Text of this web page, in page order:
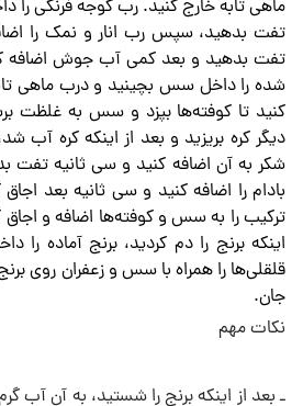
تفت بدهید، سپس رب انار و نمک را
تفت بدهید و بعد کمی آب جوش اضافه
شده را داخل سس بچینید و درب ماهی
کنید تا کوفته‌ها بپزد و سس به غلظت
دیگر کره بریزید و بعد از اینکه کره آب
شکر به آن اضافه کنید و سی ثانیه
بادام را اضافه کنید و سی ثانیه بعد
ترکیب را به سس و کوفته‌ها اضافه و اجاق
اینکه برنج را دم کردید، برنج آماده
قلقلی‌ها را همراه با سس و زعفران روی
جان.
نکات مهم
ـ بعد از اینکه برنج را شستید، به آن آب